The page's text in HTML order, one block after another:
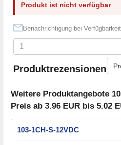
Produkt ist nicht verfügbar
Benachrichtigung bei Verfügbarkeit
Produktrezensionen
Weitere Produktangebote
Preis ab 3.96 EUR bis 5.02
103-1CH-S-12VDC